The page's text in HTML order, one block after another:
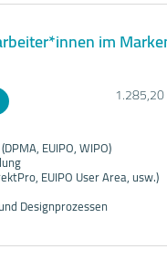
im
EUIPO, WIPO)
EUIPO User Area, usw.)
Designprozessen